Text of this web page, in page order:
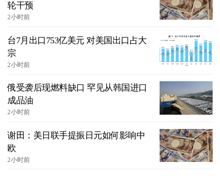
轮干预
2小时前
台7月出口753亿美元 对美国出口占大
宗
2小时前
俄受袭后现燃料缺口 罕见从韩国进口
成品油
2小时前
谢田：美日联手提振日元如何影响中
欧
2小时前